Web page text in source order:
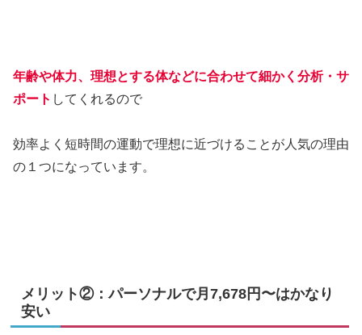
年齢や体力、理想とする体などに合わせて細かく分析・サ
ポート してくれるので
効率よく短時間の運動で理想に近づけることが人気の理由
の１つになっています。
メリット②：パーソナルで月7,678円〜はかなり
安い